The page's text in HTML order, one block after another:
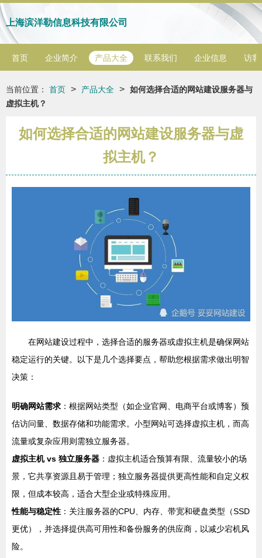
上海滨洋勒信息科技有限公司
首页 企业简介 产品大全 联系我们 企业信息 访客
当前位置： 首页 > 产品大全 > 如何选择合适的网站建设服务器与
虚拟主机？
如何选择合适的网站建设服务器与虚
拟主机？
在网站建设过程中，选择合适的服务器或虚拟主机是确保网站
稳定运行的关键。以下是几个选择要点，帮助您根据需求做出明智
决策：
明确网站需求 ：根据网站类型（如企业官网、电商平台或博客）预
估访问量、数据存储和功能需求。小型网站可选择虚拟主机，而高
流量或复杂应用则需独立服务器。
虚拟主机 vs 独立服务器 ：虚拟主机适合预算有限、流量较小的场
景，它共享资源且易于管理；独立服务器提供更高性能和自定义权
限，但成本较高，适合大型企业或特殊应用。
性能与稳定性 ：关注服务器的CPU、内存、带宽和硬盘类型（SSD
更优），并选择提供高可用性和备份服务的供应商，以减少宕机风
险。